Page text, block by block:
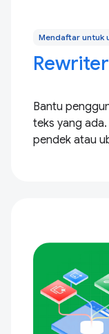
Mendaftar untuk
Bantu
teks yang
pendek atau